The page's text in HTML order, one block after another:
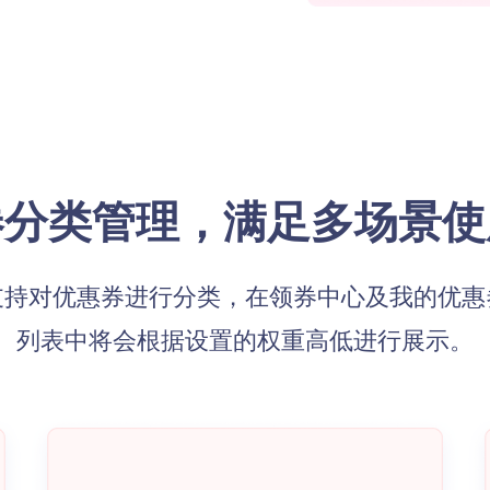
类管理，满足多场景
对优惠券进行分类，在领券中心及我的优
列表中将会根据设置的权重高低进行展示。